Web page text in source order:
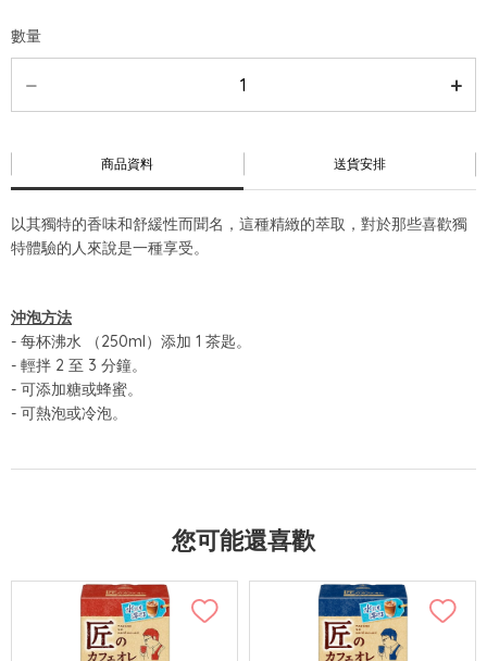
數量
商品資料 送貨安排
以其獨特的香味和舒緩性而聞名，這種精緻的萃取，對於那些喜歡獨
特體驗的人來說是一種享受。
沖泡方法
- 每杯沸水 （250ml）添加 1 茶匙。
- 輕拌 2 至 3 分鐘。
- 可添加糖或蜂蜜。
- 可熱泡或冷泡。
您可能還喜歡